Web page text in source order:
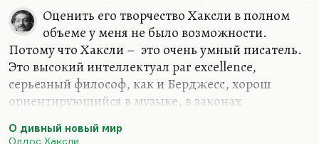
Оценить его творчество Хаксли в полном
объеме у меня не было возможности.
Потому что Хаксли – это очень умный писатель.
Это высокий интеллектуал par excellence,
серьезный философ, как и Берджесс, хорош
ориентирующийся в музыке, в законах
философии.
О дивный новый мир
Олдос Хаксли